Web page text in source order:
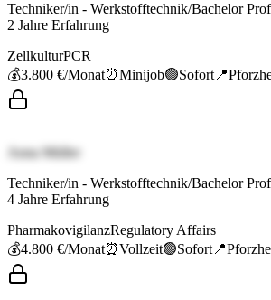
Techniker/in - Werkstofftechnik/Bachelor
2 Jahre Erfahrung
ZellkulturPCR
💰3.800 €/Monat⏰Minijob🟢Sofort 📍
Anna Müller
Techniker/in - Werkstofftechnik/Bachelor
4 Jahre Erfahrung
PharmakovigilanzRegulatory Affairs
💰4.800 €/Monat⏰Vollzeit🟢Sofort 📍